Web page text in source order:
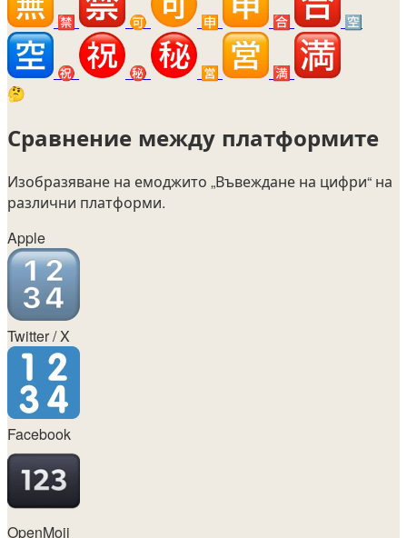
🈲 🉑 🈸 🈴 🈳
㊗️ ㊙️ 🈺
🈵
🤔
Сравнение между платформите
Изобразяване на емоджито „Въвеждане на цифри“ на
различни платформи.
Apple
Twitter / X
Facebook
OpenMoji